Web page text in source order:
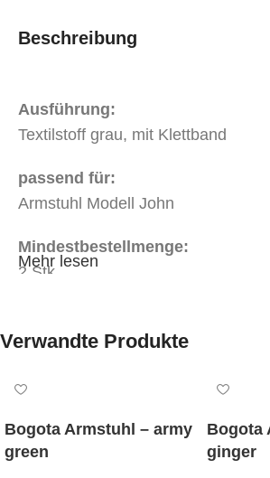
Beschreibung
Ausführung:
Textilstoff grau, mit Klettband
passend für:
Armstuhl Modell John
Mindestbestellmenge:
2 Stk.
Mehr lesen
Verwandte Produkte
Bogota Armstuhl – army
green
Bogota
ginger